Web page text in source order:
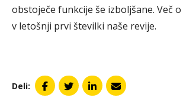
obstoječe funkcije še izboljšane. Več
v letošnji prvi številki naše revije.
Deli: